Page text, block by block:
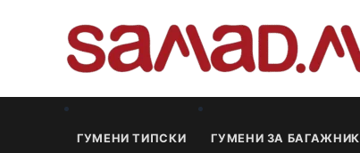
ГУМЕНИ ТИПСКИ ГУМЕНИ ЗА БАГАЖНИК